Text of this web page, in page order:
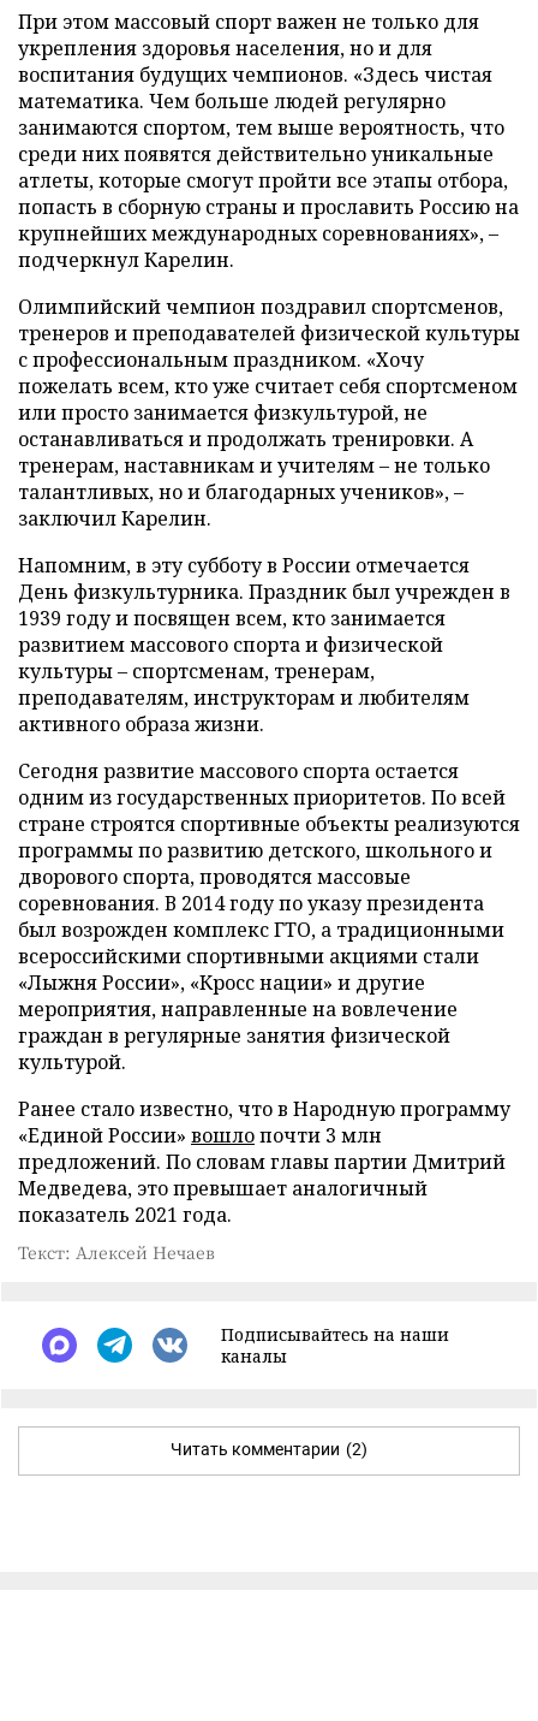
При этом массовый спорт важен не только для
укрепления здоровья населения, но и для
воспитания будущих чемпионов. «Здесь чистая
математика. Чем больше людей регулярно
занимаются спортом, тем выше вероятность, что
среди них появятся действительно уникальные
атлеты, которые смогут пройти все этапы отбора,
попасть в сборную страны и прославить Россию на
крупнейших международных соревнованиях», –
подчеркнул Карелин.
Олимпийский чемпион поздравил спортсменов,
тренеров и преподавателей физической культуры
с профессиональным праздником. «Хочу
пожелать всем, кто уже считает себя спортсменом
или просто занимается физкультурой, не
останавливаться и продолжать тренировки. А
тренерам, наставникам и учителям – не только
талантливых, но и благодарных учеников», –
заключил Карелин.
Напомним, в эту субботу в России отмечается
День физкультурника. Праздник был учрежден в
1939 году и посвящен всем, кто занимается
развитием массового спорта и физической
культуры – спортсменам, тренерам,
преподавателям, инструкторам и любителям
активного образа жизни.
Сегодня развитие массового спорта остается
одним из государственных приоритетов. По всей
стране строятся спортивные объекты реализуются
программы по развитию детского, школьного и
дворового спорта, проводятся массовые
соревнования. В 2014 году по указу президента
был возрожден комплекс ГТО, а традиционными
всероссийскими спортивными акциями стали
«Лыжня России», «Кросс нации» и другие
мероприятия, направленные на вовлечение
граждан в регулярные занятия физической
культурой.
Ранее стало известно, что в Народную программу
«Единой России» вошлопочти 3 млн
предложений. По словам главы партии Дмитрий
Медведева, это превышает аналогичный
показатель 2021 года.
Текст: Алексей Нечаев
Подписывайтесь на наши
каналы
Читать комментарии (2)